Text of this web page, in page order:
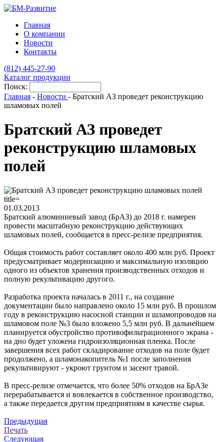
Главная
О компании
Новости
Контакты
(812) 445-27-90
Каталог продукции
Поиск:
Главная - Новости - Братский АЗ проведет реконструкцию
шламовых полей
Братский АЗ проведет
реконструкцию шламовых
полей
01.03.2013
Братский алюминиевый завод (БрАЗ) до 2018 г. намерен
провести масштабную реконструкцию действующих
шламовых полей, сообщается в пресс-релизе предприятия.
Общая стоимость работ составляет около 400 млн руб. Проект
предусматривает модернизацию и максимальную изоляцию
одного из объектов хранения производственных отходов и
полную рекультивацию другого.
Разработка проекта началась в 2011 г., на создание
документации было направлено около 15 млн руб. В прошлом
году в реконструкцию насосной станции и шламопроводов на
шламовом поле №3 было вложено 5,5 млн руб. В дальнейшем
планируется обустройство противофильтрационного экрана -
на дно будет уложена гидроизоляционная пленка. После
завершения всех работ складирование отходов на поле будет
продолжено, а шламонакопитель №1 после заполнения
рекультивируют - укроют грунтом и засеют травой.
В пресс-релизе отмечается, что более 50% отходов на БрАЗе
перерабатывается и вовлекается в собственное производство,
а также передается другим предприятиям в качестве сырья.
Предыдущая
Печать
Следующая